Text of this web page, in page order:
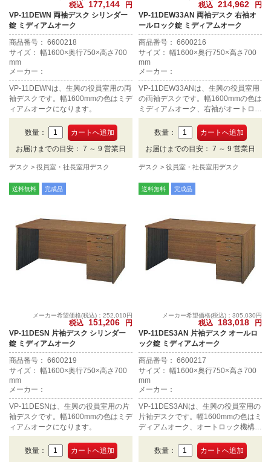
税込 177,144
円
VP-11DEWN 両袖デスク シリンダー
錠 ミディアムオーク
商品番号： 6600218
サイズ： 幅1600×奥行750×高さ700
mm
メーカー：
VP-11DEWNは、生興の役員室用の両
袖デスクです。幅1600mmの色はミデ
ィアムオークになります。
数量：
お届けまでの目安： 7 ～ 9 営業日
デスク 役員室・社長室用デスク
税込 214,962
円
VP-11DEW33AN 両袖デスク 右袖オ
ールロック錠 ミディアムオーク
商品番号： 6600216
サイズ： 幅1600×奥行750×高さ700
mm
メーカー：
VP-11DEW33ANは、生興の役員室用
の両袖デスクです。幅1600mmの色は
ミディアムオーク、右袖がオートロッ
ク機構になります。
数量：
お届けまでの目安： 7 ～ 9 営業日
デスク 役員室・社長室用デスク
送料無料 完成品
メーカー希望価格(税込)：252,010円
税込 151,206
円
VP-11DESN 片袖デスク シリンダー
錠 ミディアムオーク
商品番号： 6600219
サイズ： 幅1600×奥行750×高さ700
mm
メーカー：
VP-11DESNは、生興の役員室用の片
袖デスクです。幅1600mmの色はミデ
ィアムオークになります。
数量：
送料無料 完成品
メーカー希望価格(税込)：305,030円
税込 183,018
円
VP-11DES3AN 片袖デスク オールロ
ック錠 ミディアムオーク
商品番号： 6600217
サイズ： 幅1600×奥行750×高さ700
mm
メーカー：
VP-11DES3ANは、生興の役員室用の
片袖デスクです。幅1600mmの色はミ
ディアムオーク、オートロック機構に
なります。
数量：